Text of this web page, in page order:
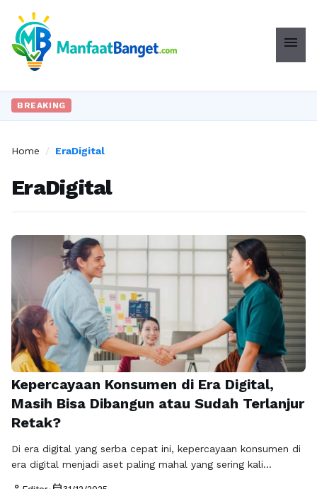
menu
BREAKING
Home / EraDigital
EraDigital
Kepercayaan Konsumen di Era Digital,
Masih Bisa Dibangun atau Sudah Terlanjur
Retak?
Di era digital yang serba cepat ini, kepercayaan konsumen di
era digital menjadi aset paling mahal yang sering kali